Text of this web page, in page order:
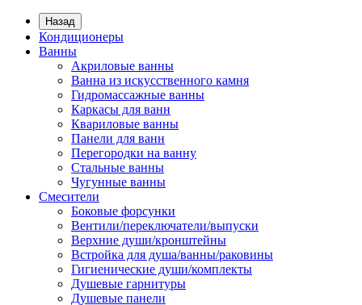
Назад
Кондиционеры
Ванны
Акриловые ванны
Ванна из искусственного камня
Гидромассажные ванны
Каркасы для ванн
Квариловые ванны
Панели для ванн
Перегородки на ванну
Стальные ванны
Чугунные ванны
Смесители
Боковые форсунки
Вентили/переключатели/выпуски
Верхние души/кронштейны
Встройка для душа/ванны/раковины
Гигиенические души/комплекты
Душевые гарнитуры
Душевые панели